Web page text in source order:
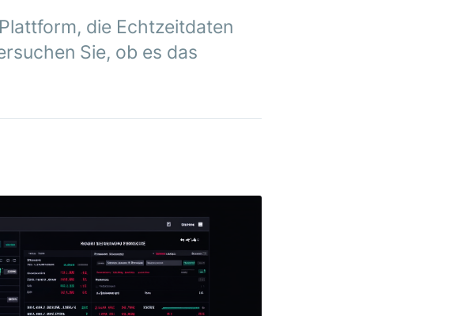
die Echtzeitdaten
Sie, ob es das